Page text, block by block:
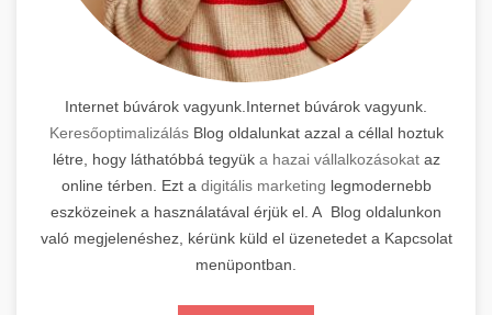
Internet búvárok vagyunk.Internet búvárok vagyunk.
KeresőoptimalizálásBlog oldalunkat azzal a céllal hoztuk
létre, hogy láthatóbbá tegyük a hazai vállalkozásokataz
online térben. Ezt a digitális marketing legmodernebb
eszközeinek a használatával érjük el. A Blog oldalunkon
való megjelenéshez, kérünk küld el üzenetedet a Kapcsolat
menüpontban.